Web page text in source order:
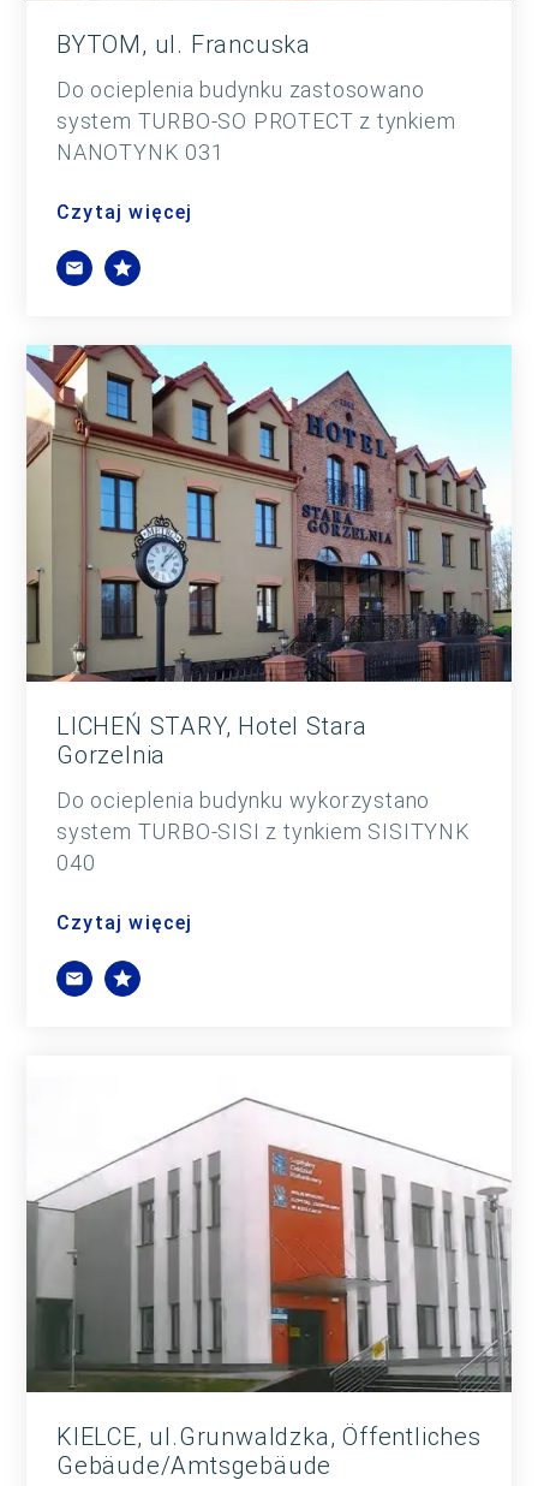
BYTOM, ul. Francuska
Do ocieplenia budynku zastosowano
system TURBO-SO PROTECT z tynkiem
NANOTYNK 031
Czytaj więcej
LICHEŃ STARY, Hotel Stara
Gorzelnia
Do ocieplenia budynku wykorzystano
system TURBO-SISI z tynkiem SISITYNK
040
Czytaj więcej
KIELCE, ul.Grunwaldzka, Öffentliches
Gebäude/Amtsgebäude